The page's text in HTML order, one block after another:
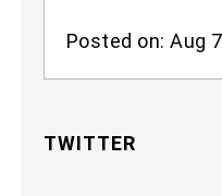
Posted on: Aug
TWITTER